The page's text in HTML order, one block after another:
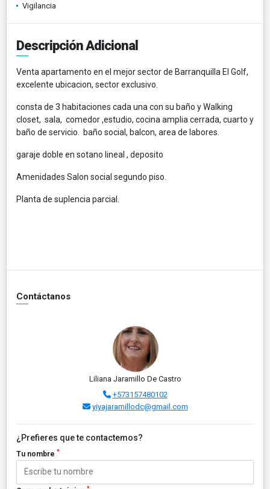
Vigilancia
Descripción Adicional
Venta apartamento en el mejor sector de Barranquilla El Golf,
excelente ubicacion, sector exclusivo.
consta de 3 habitaciones cada una con su baño y Walking
closet, sala, comedor ,estudio, cocina amplia cerrada, cuarto y
baño de servicio. baño social, balcon, area de labores.
garaje doble en sotano lineal , deposito
Amenidades Salon social segundo piso.
Planta de suplencia parcial.
Contáctanos
Liliana Jaramillo De Castro
+573157480102
yiyajaramillodc@gmail.com
¿Prefieres que te contactemos?
Tu nombre *